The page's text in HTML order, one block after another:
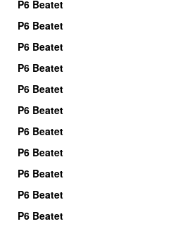
P6 Beatet
P6 Beatet
P6 Beatet
P6 Beatet
P6 Beatet
P6 Beatet
P6 Beatet
P6 Beatet
P6 Beatet
P6 Beatet
P6 Beatet